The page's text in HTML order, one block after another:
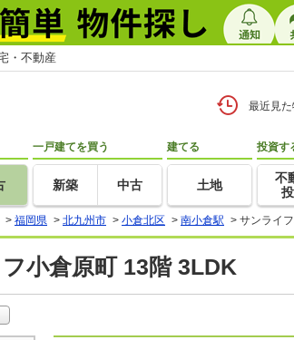
・不動産
最近見
一戸建てを買う
新築 中古
建てる
土地
投資す
不
> 福岡県 > 北九州市 > 小倉北区 > 南小倉駅 > サンライ
小倉原町 13階 3LDK